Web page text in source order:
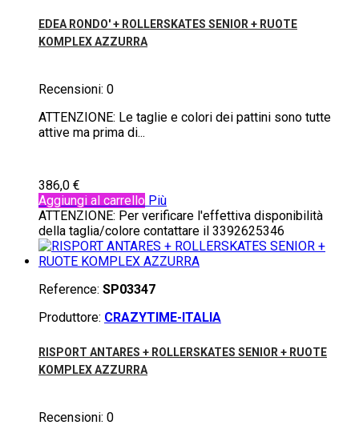
EDEA RONDO' + ROLLERSKATES SENIOR + RUOTE
KOMPLEX AZZURRA
Recensioni: 0
ATTENZIONE: Le taglie e colori dei pattini sono tutte
attive ma prima di...
386,0 €
Aggiungi al carrello Più
ATTENZIONE: Per verificare l'effettiva disponibilità
della taglia/colore contattare il 3392625346
Reference: SP03347
Produttore: CRAZYTIME-ITALIA
RISPORT ANTARES + ROLLERSKATES SENIOR + RUOTE
KOMPLEX AZZURRA
Recensioni: 0